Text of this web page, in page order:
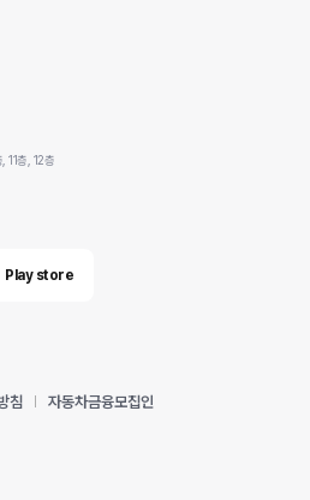
11층, 12층
Play store
침 자동차금융모집인